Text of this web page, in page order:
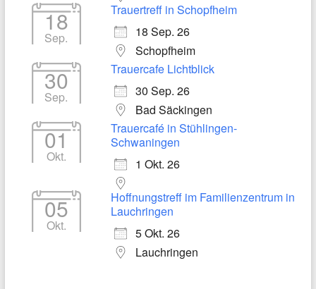
18
Sep.
Trauertreff in Schopfheim
18 Sep. 26
Schopfheim
30
Sep.
Trauercafe Lichtblick
30 Sep. 26
Bad Säckingen
01
Okt.
Trauercafé in Stühlingen-
Schwaningen
1 Okt. 26
05
Okt.
Hoffnungstreff im Familienzentrum in
Lauchringen
5 Okt. 26
Lauchringen